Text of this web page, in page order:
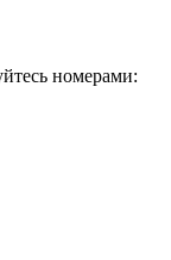
номерами: